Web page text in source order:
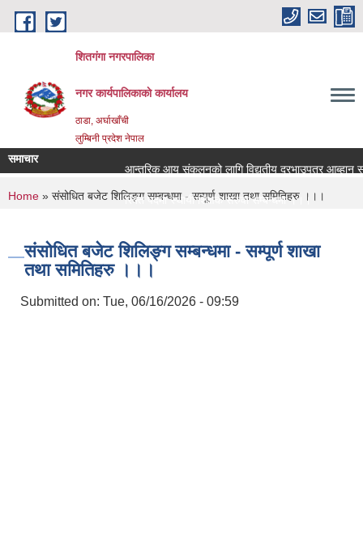
Skip to main content
शितगंगा नगरपालिका
नगर कार्यपालिकाकाे कार्यालय
ठाडा, अर्घाखाँची
लुम्बिनी प्रदेश नेपाल
समाचार
आन्तरिक आय संकलनको लागि विद्युतीय दरभाउपत्र आब्हान
रिक्त पदमा स्थायी शिक्षक सरुवा सम्बन्धमा ।।।
You are here
Home » संसोधित बजेट शिलिङ्ग सम्बन्धमा - सम्पूर्ण शाखा तथा समितिहरु ।।।
संसोधित बजेट शिलिङ्ग सम्बन्धमा - सम्पूर्ण शाखा
तथा समितिहरु ।।।
Submitted on: Tue, 06/16/2026 - 09:59